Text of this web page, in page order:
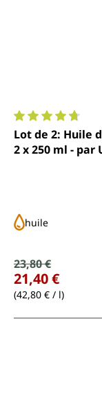
Note moyenne
Lot de 2: Huile
2 x 250 ml - par
huile
Prix de vente :
Prix régulier :
23,80 €
21,40 €
(42,80 € / l)